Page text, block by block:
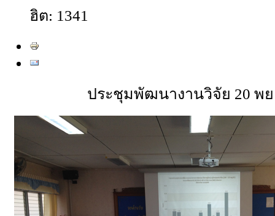
ฮิต: 1341
ประชุมพัฒนางานวิจัย 20 พย